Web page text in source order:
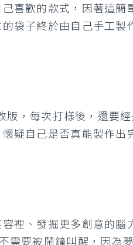
喜歡的款式，因著這簡
袋子終於由自己手工製
，每次打樣後，還要
疑自己是否真能製作出
裡、發掘更多創意的腦
需要被鬧鐘叫醒，因為